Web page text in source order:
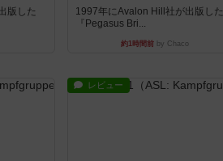
版した
1997年にAvalon Hill社が出版した
『Pegasus Bri...
約1時間前 by Chaco
レビュー